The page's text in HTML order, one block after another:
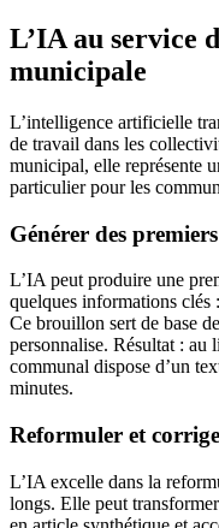
L’IA au service
municipale
L’intelligence artificielle
de travail dans les
municipal, elle représente
particulier pour les
Générer des
L’IA peut produire une
quelques informations clés
Ce brouillon sert de base
personnalise. Résultat : au
communal dispose d’un
minutes.
Reformuler et
L’IA excelle dans la
longs. Elle peut